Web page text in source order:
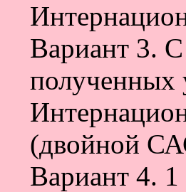
Вариант 3.
полученных
(двойной
Вариант 4.